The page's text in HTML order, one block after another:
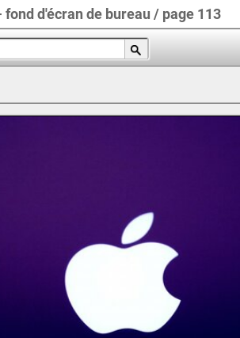
d'écran de bureau / page 113